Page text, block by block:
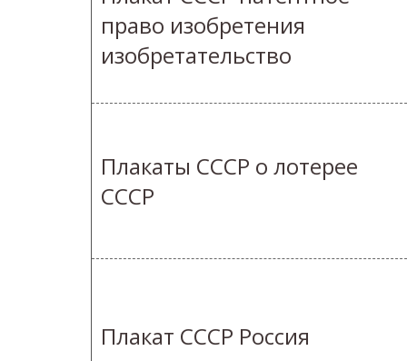
право изобретения
изобретательство
Плакаты СССР о лотерее
СССР
Плакат СССР Россия